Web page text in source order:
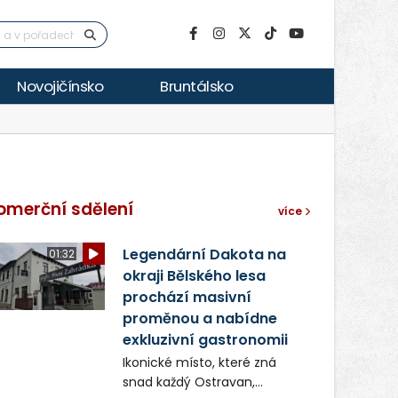
Novojičínsko Bruntálsko
sdělení více
01:32
Legendární Dakota na
okraji Bělského lesa
prochází masivní
proměnou a nabídne
exkluzivní gastronomii
Ikonické místo, které zná
snad každý Ostravan,